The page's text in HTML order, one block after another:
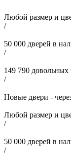
Любой размер и
/
50 000 дверей в
/
149 790 довольных
/
Новые двери -
Любой размер и
/
50 000 дверей в
/